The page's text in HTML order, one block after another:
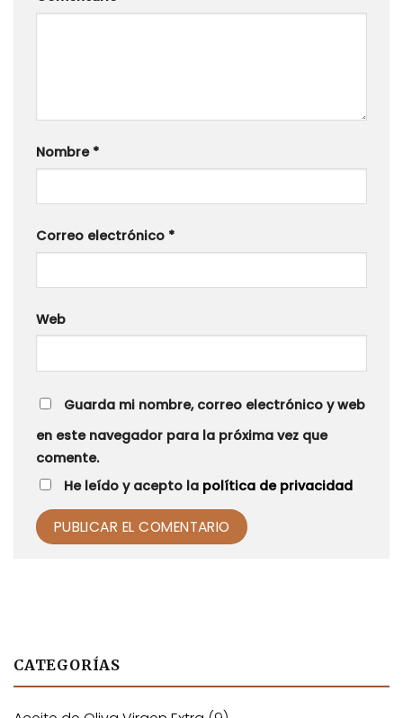
Nombre *
Correo electrónico *
Web
Guarda mi nombre, correo electrónico y web
en este navegador para la próxima vez que
comente.
He leído y acepto la política de privacidad
CATEGORÍAS